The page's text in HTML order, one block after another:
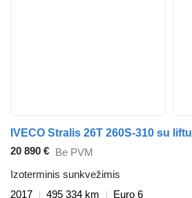
IVECO Stralis 26T 260S-310 su liftu
20 890 € Be PVM
Izoterminis sunkvežimis
2017
495 334 km
Euro 6